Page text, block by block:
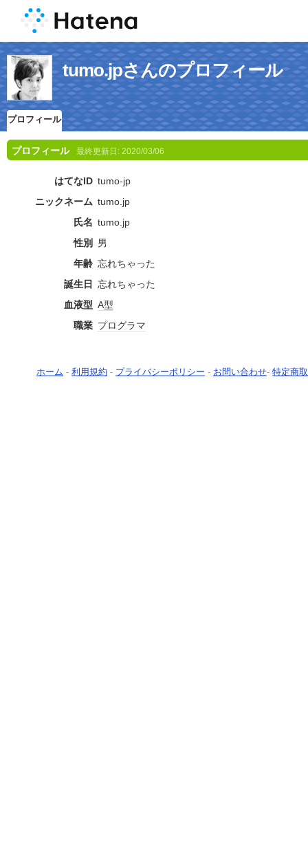
tumo.jpさんのプロフィール
プロフィール
プロフィール 最終更新日: 2020/03/06
はてなID tumo-jp
ニックネーム tumo.jp
氏名 tumo.jp
性別
男
年齢 忘れちゃった
誕生日
忘れちゃった
血液型 A型
職業 プログラマ
ホーム - 利用規約 - プライバシーポリシー - お問い合わせ- 特定商